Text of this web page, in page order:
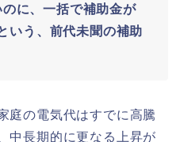
に、一括で補助金が
いう、前代未聞の補助
庭の電気代はすでに高騰
中長期的に更なる上昇が